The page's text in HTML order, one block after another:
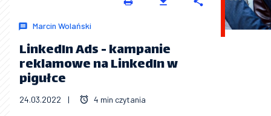
Marcin Wolański
LinkedIn Ads - kampanie
reklamowe na LinkedIn w
pigułce
24.03.2022 | 4 min czytania